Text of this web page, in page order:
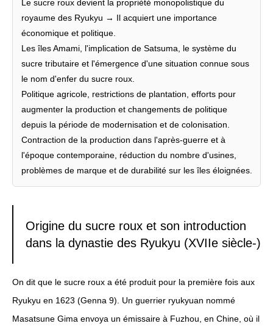
Le sucre roux devient la propriété monopolistique du
royaume des Ryukyu → Il acquiert une importance
économique et politique.
Les îles Amami, l'implication de Satsuma, le système du
sucre tributaire et l'émergence d'une situation connue sous
le nom d'enfer du sucre roux.
Politique agricole, restrictions de plantation, efforts pour
augmenter la production et changements de politique
depuis la période de modernisation et de colonisation.
Contraction de la production dans l'après-guerre et à
l'époque contemporaine, réduction du nombre d'usines,
problèmes de marque et de durabilité sur les îles éloignées.
Origine du sucre roux et son introduction
dans la dynastie des Ryukyu (XVIIe siècle-)
On dit que le sucre roux a été produit pour la première fois aux
Ryukyu en 1623 (Genna 9). Un guerrier ryukyuan nommé
Masatsune Gima envoya un émissaire à Fuzhou, en Chine, où il